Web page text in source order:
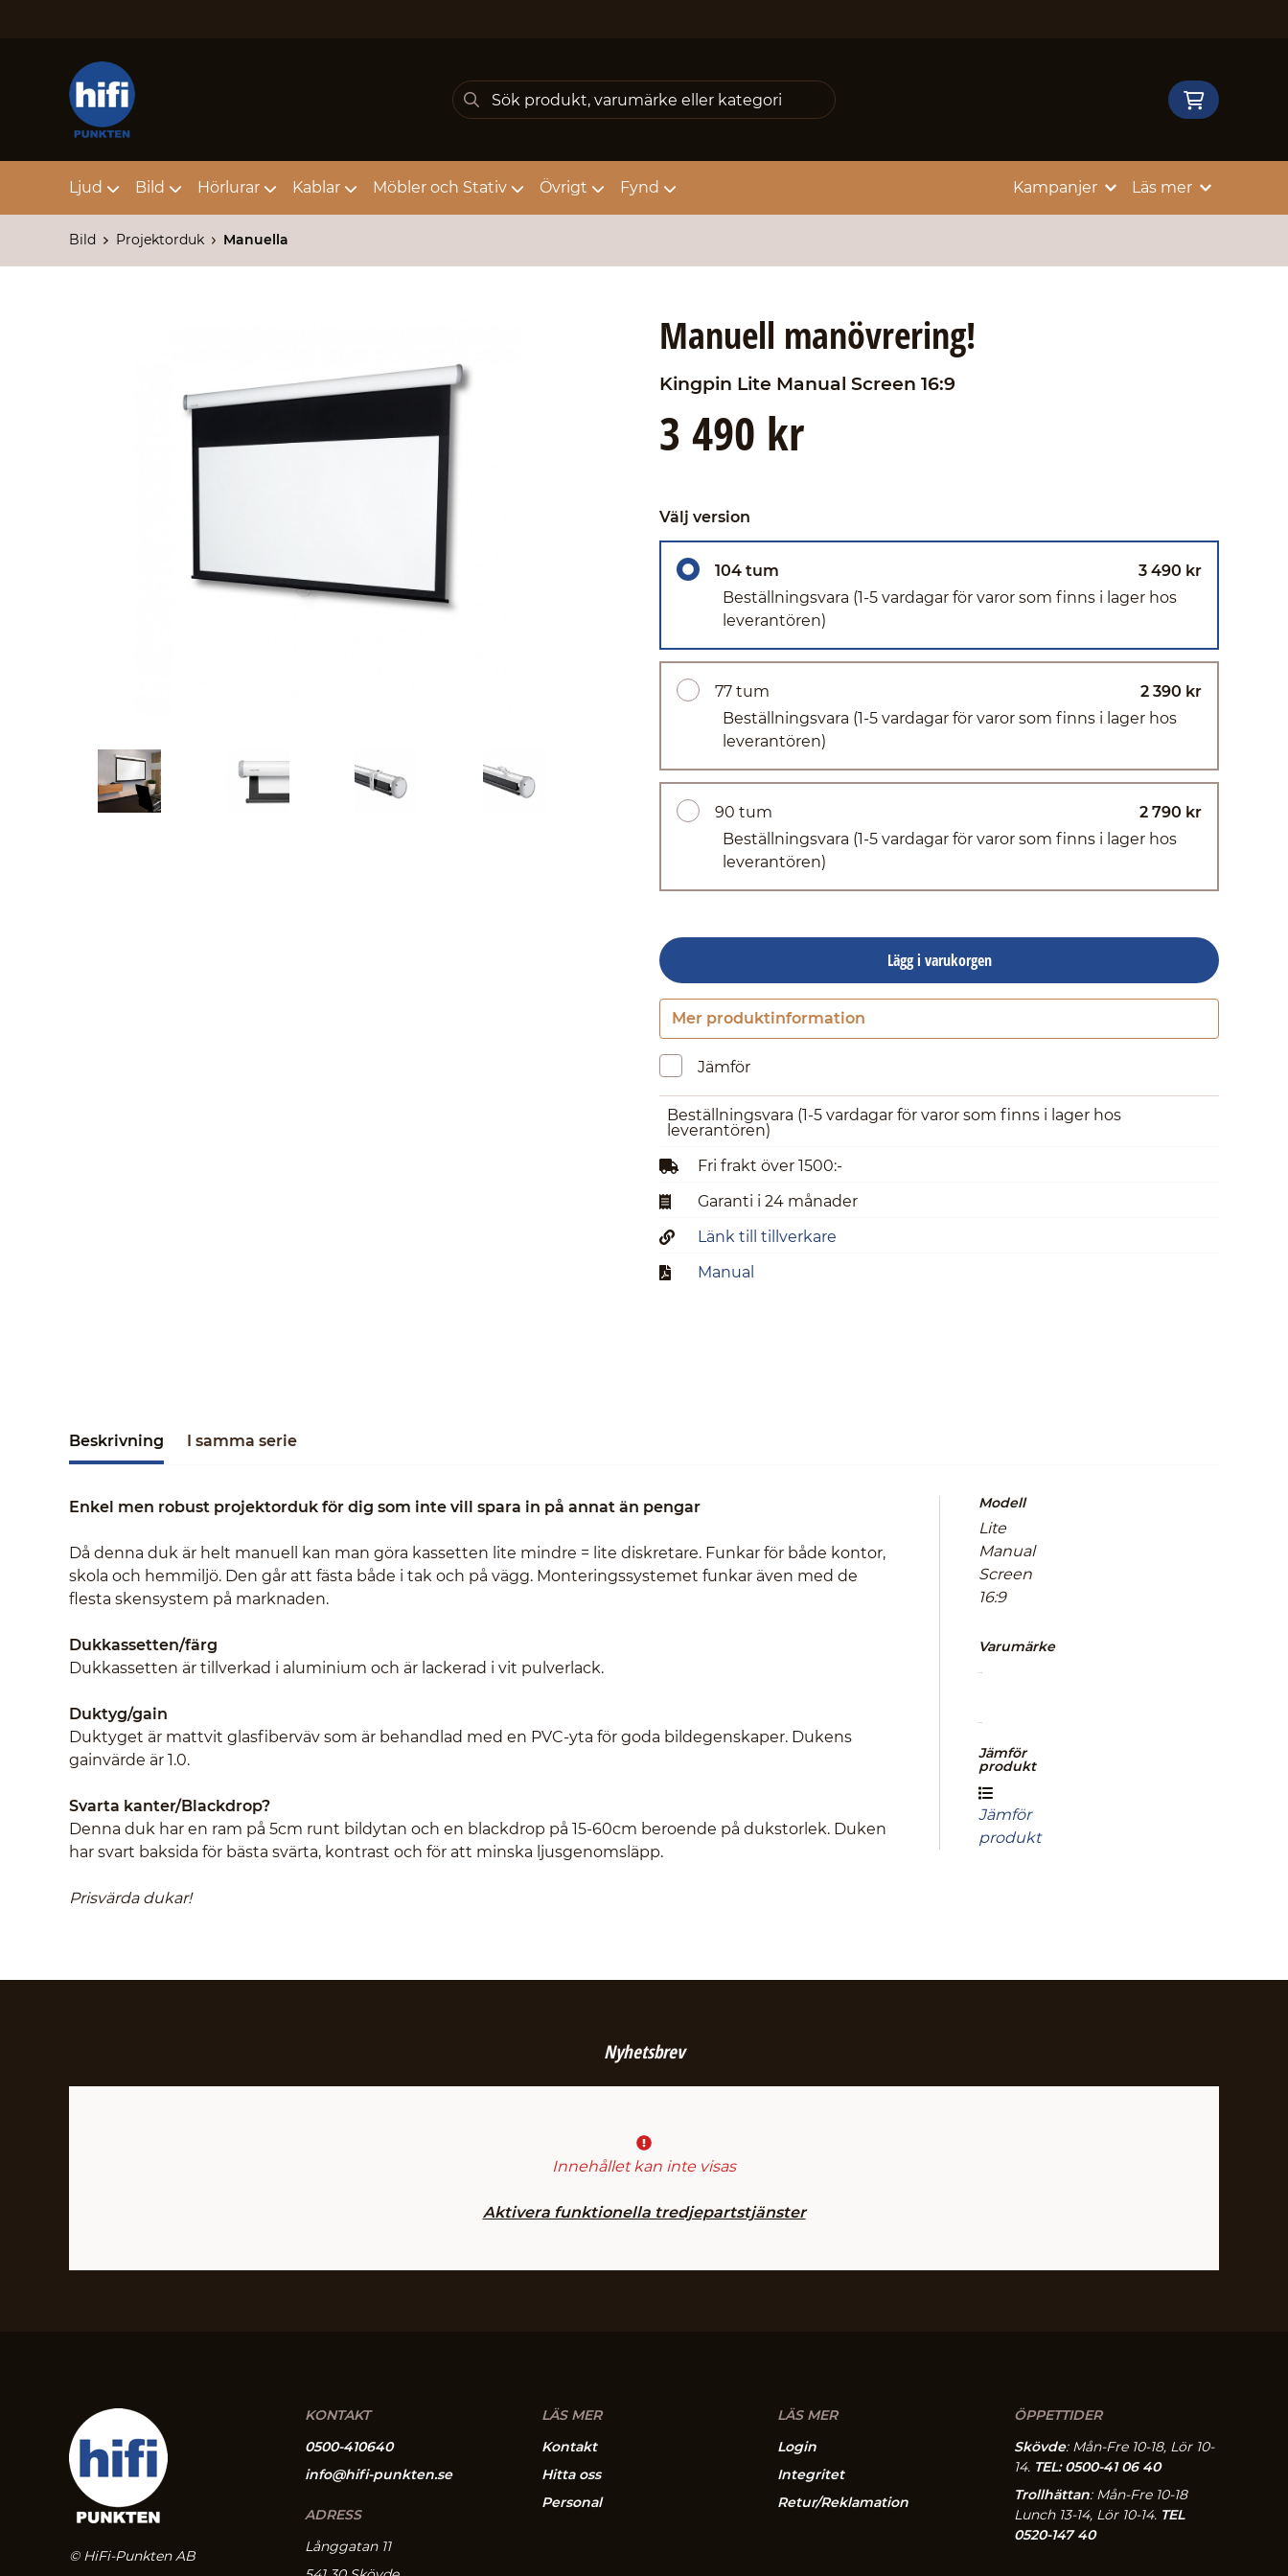
Ljud Bild Hörlurar Kablar Möbler och Stativ Övrigt Fynd Kampanjer Läs mer
Bild Projektorduk Manuella
Manuell manövrering!
Kingpin Lite Manual Screen 16:9
3 490 kr
Välj version
104 tum
3 490 kr
Beställningsvara (1-5 vardagar för varor som finns i lager hos
leverantören)
77 tum
2 390 kr
Beställningsvara (1-5 vardagar för varor som finns i lager hos
leverantören)
90 tum
2 790 kr
Beställningsvara (1-5 vardagar för varor som finns i lager hos
leverantören)
Lägg i varukorgen
Mer produktinformation
Jämför
Beställningsvara (1-5 vardagar för varor som finns i lager hos
leverantören)
Fri frakt över 1500:-
Garanti i 24 månader
Länk till tillverkare
Manual
Beskrivning I samma serie
Enkel men robust projektorduk för dig som inte vill spara in på annat än pengar
Då denna duk är helt manuell kan man göra kassetten lite mindre = lite diskretare. Funkar för både kontor,
skola och hemmiljö. Den går att fästa både i tak och på vägg. Monteringssystemet funkar även med de
flesta skensystem på marknaden.
Dukkassetten/färg
Dukkassetten är tillverkad i aluminium och är lackerad i vit pulverlack.
Duktyg/gain
Duktyget är mattvit glasfiberväv som är behandlad med en PVC-yta för goda bildegenskaper. Dukens
gainvärde är 1.0.
Svarta kanter/Blackdrop?
Denna duk har en ram på 5cm runt bildytan och en blackdrop på 15-60cm beroende på dukstorlek. Duken
har svart baksida för bästa svärta, kontrast och för att minska ljusgenomsläpp.
Prisvärda dukar!
Modell
Lite
Manual
Screen
16:9
Varumärke
Jämför
produkt
Jämför
produkt
Nyhetsbrev
Innehållet kan inte visas
Aktivera funktionella tredjepartstjänster
© HiFi-Punkten AB
KONTAKT
0500-410640
info@hifi-punkten.se
ADRESS
Långgatan 11
LÄS MER
Kontakt
Hitta oss
Personal
LÄS MER
Login
Integritet
Retur/Reklamation
ÖPPETTIDER
Skövde: Mån-Fre 10-18, Lör 10-
14.TEL: 0500-41 06 40
Trollhättan: Mån-Fre 10-18
Lunch 13-14, Lör 10-14.TEL
0520-147 40